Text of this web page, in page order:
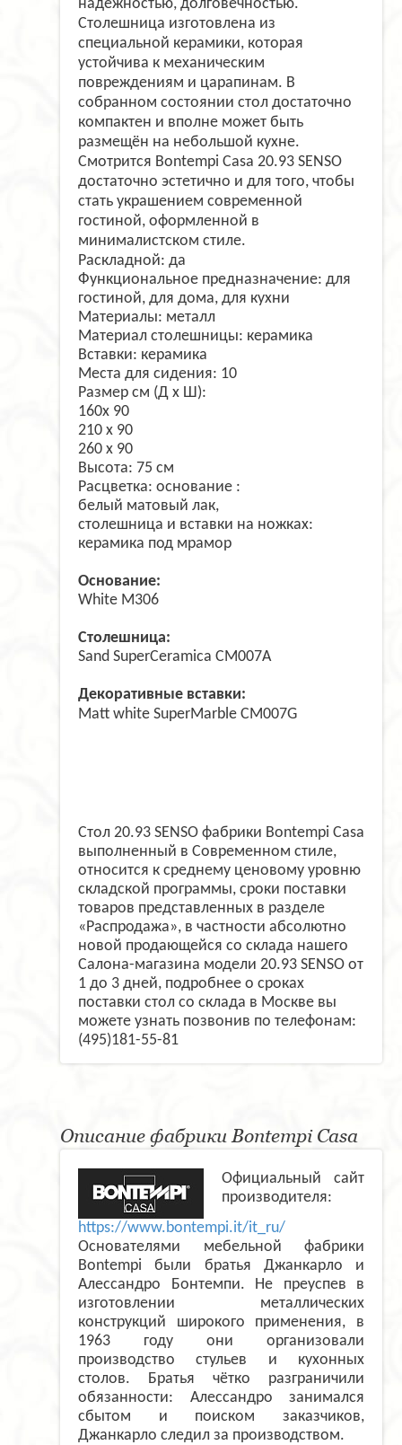
надёжностью, долговечностью.
Cтолешница изготовлена из
специальной керамики, которая
устойчива к механическим
повреждениям и царапинам. В
собранном состоянии стол достаточно
компактен и вполне может быть
размещён на небольшой кухне.
Смотрится Bontempi Casa 20.93 SENSO
достаточно эстетично и для того, чтобы
стать украшением современной
гостиной, оформленной в
минималистском стиле.
Раскладной: да
Функциональное предназначение: для
гостиной, для дома, для кухни
Материалы: металл
Материал столешницы: керамика
Вставки: керамика
Места для сидения: 10
Размер см (Д х Ш):
160х 90
210 х 90
260 x 90
Высота: 75 см
Расцветка: основание :
белый матовый лак,
столешница и вставки на ножках:
керамика под мрамор
Основание:
White M306
Столешница:
Sand SuperCeramica CM007A
Декоративные вставки:
Matt white SuperMarble CM007G
Стол 20.93 SENSO фабрики Bontempi Casa
выполненный в Современном стиле,
относится к среднему ценовому уровню
складской программы, сроки поставки
товаров представленных в разделе
«Распродажа», в частности абсолютно
новой продающейся со склада нашего
Салона-магазина модели 20.93 SENSO от
1 до 3 дней, подробнее о сроках
поставки стол со склада в Москве вы
можете узнать позвонив по телефонам:
(495)181-55-81
Описание фабрики Bontempi Casa
Официальный сайт
производителя:
https://www.bontempi.it/it_ru/
Основателями мебельной фабрики
Bontempi были братья Джанкарло и
Алессандро Бонтемпи. Не преуспев в
изготовлении металлических
конструкций широкого применения, в
1963 году они организовали
производство стульев и кухонных
столов. Братья чётко разграничили
обязанности: Алессандро занимался
сбытом и поиском заказчиков,
Джанкарло следил за производством.